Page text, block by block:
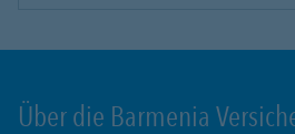
Über die Barmenia